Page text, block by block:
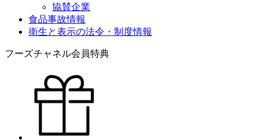
協賛企業
食品事故情報
衛生と表示の法令・制度情報
フーズチャネル会員特典